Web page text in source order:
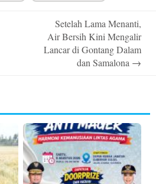
Setelah Lama Menanti,
Air Bersih Kini Mengalir
Lancar di Gontang Dalam
dan Samalona →